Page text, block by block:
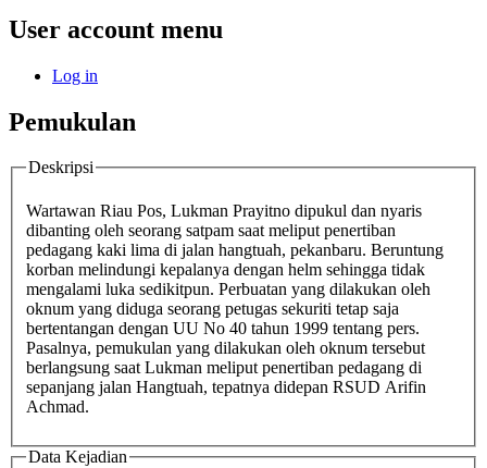
User account menu
Log in
Pemukulan
Deskripsi
Wartawan Riau Pos, Lukman Prayitno dipukul dan nyaris
dibanting oleh seorang satpam saat meliput penertiban
pedagang kaki lima di jalan hangtuah, pekanbaru. Beruntung
korban melindungi kepalanya dengan helm sehingga tidak
mengalami luka sedikitpun. Perbuatan yang dilakukan oleh
oknum yang diduga seorang petugas sekuriti tetap saja
bertentangan dengan UU No 40 tahun 1999 tentang pers.
Pasalnya, pemukulan yang dilakukan oleh oknum tersebut
berlangsung saat Lukman meliput penertiban pedagang di
sepanjang jalan Hangtuah, tepatnya didepan RSUD Arifin
Achmad.
Data Kejadian